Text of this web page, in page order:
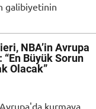
galibiyetinin
NBA’in Avrupa
“En Büyük Sorun
Olacak”
kurmaya